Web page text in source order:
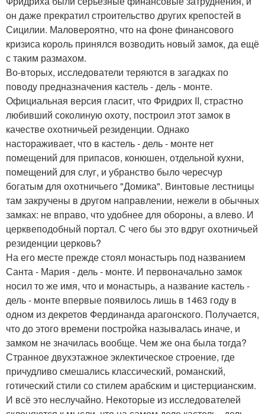
он даже прекратил строительство других крепостей в
Сицилии. Маловероятно, что на фоне финансового
кризиса король принялся возводить новый замок, да ещё
с таким размахом.
Во-вторых, исследователи теряются в загадках по
поводу предназначения кастель - дель - монте.
Официальная версия гласит, что Фридрих II, страстно
любивший соколиную охоту, построил этот замок в
качестве охотничьей резиденции. Однако
настораживает, что в кастель - дель - монте нет
помещений для припасов, конюшен, отдельной кухни,
помещений для слуг, и убранство было чересчур
богатым для охотничьего "Домика". Винтовые лестницы
там закручены в другом направлении, нежели в обычных
замках: не вправо, что удобнее для обороны, а влево. И
церквеподобный портал. С чего бы это вдруг охотничьей
резиденции церковь?
На его месте прежде стоял монастырь под названием
Санта - Мария - дель - монте. И первоначально замок
носил то же имя, что и монастырь, а название кастель -
дель - монте впервые появилось лишь в 1463 году в
одном из декретов Фердинанда арагонского. Получается,
что до этого времени постройка называлась иначе, и
замком не значилась вообще. Чем же она была тогда?
Странное двухэтажное эклектическое строение, где
причудливо смешались классический, романский,
готический стили со стилем арабским и цистерцианским.
И всё это неслучайно. Некоторые из исследователей